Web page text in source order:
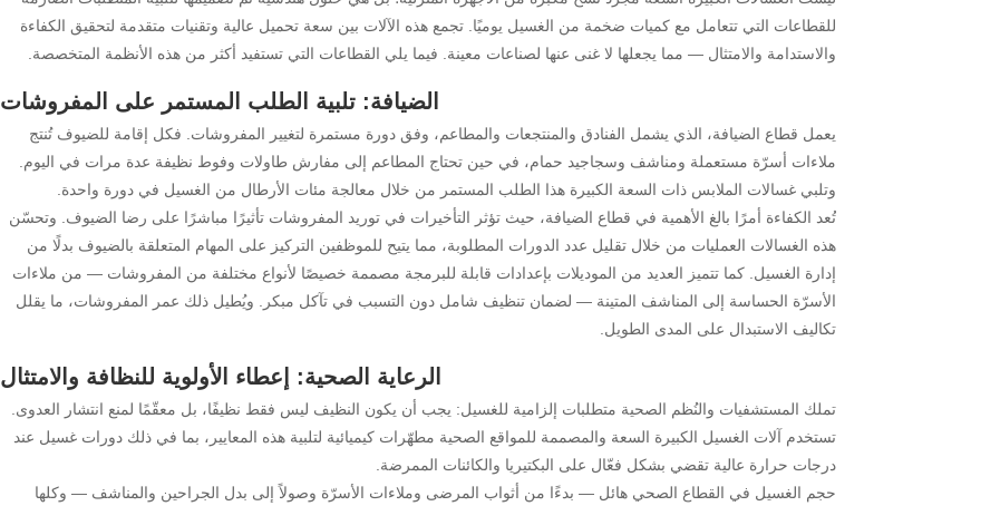
للقطاعات التي تتعامل مع كميات ضخمة من الغسيل يوميًا. تجمع هذه الآلات بين سعة تحميل عالية وتقنيات متقدمة لتحقيق الكفاءة
والاستدامة والامتثال — مما يجعلها لا غنى عنها لصناعات معينة. فيما يلي القطاعات التي تستفيد أكثر من هذه الأنظمة المتخصصة.
الضيافة: تلبية الطلب المستمر على المفروشات
يعمل قطاع الضيافة، الذي يشمل الفنادق والمنتجعات والمطاعم، وفق دورة مستمرة لتغيير المفروشات. فكل إقامة للضيوف تُنتج
ملاءات أسرّة مستعملة ومناشف وسجاجيد حمام، في حين تحتاج المطاعم إلى مفارش طاولات وفوط نظيفة عدة مرات في اليوم.
وتلبي غسالات الملابس ذات السعة الكبيرة هذا الطلب المستمر من خلال معالجة مئات الأرطال من الغسيل في دورة واحدة.
تُعد الكفاءة أمرًا بالغ الأهمية في قطاع الضيافة، حيث تؤثر التأخيرات في توريد المفروشات تأثيرًا مباشرًا على رضا الضيوف. وتحسّن
هذه الغسالات العمليات من خلال تقليل عدد الدورات المطلوبة، مما يتيح للموظفين التركيز على المهام المتعلقة بالضيوف بدلًا من
إدارة الغسيل. كما تتميز العديد من الموديلات بإعدادات قابلة للبرمجة مصممة خصيصًا لأنواع مختلفة من المفروشات — من ملاءات
الأسرّة الحساسة إلى المناشف المتينة — لضمان تنظيف شامل دون التسبب في تآكل مبكر. ويُطيل ذلك عمر المفروشات، ما يقلل
تكاليف الاستبدال على المدى الطويل.
الرعاية الصحية: إعطاء الأولوية للنظافة والامتثال
تملك المستشفيات والنُظم الصحية متطلبات إلزامية للغسيل: يجب أن يكون النظيف ليس فقط نظيفًا، بل معقّمًا لمنع انتشار العدوى.
تستخدم آلات الغسيل الكبيرة السعة والمصممة للمواقع الصحية مطهّرات كيميائية لتلبية هذه المعايير، بما في ذلك دورات غسيل عند
درجات حرارة عالية تقضي بشكل فعّال على البكتيريا والكائنات الممرضة.
حجم الغسيل في القطاع الصحي هائل — بدءًا من أثواب المرضى وملاءات الأسرّة وصولاً إلى بدل الجراحين والمناشف — وكلها